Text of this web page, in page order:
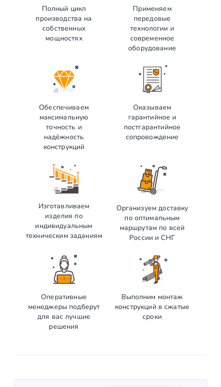
Полный цикл
производства на
собственных
мощностях
Применяем
передовые
технологии и
современное
оборудование
Обеспечиваем
максимальную
точность и
надёжность
конструкций
Оказываем
гарантийное и
постгарантийное
сопровождение
Изготавливаем
изделия по
индивидуальным
техническим заданиям
Организуем доставку
по оптимальным
маршрутам по всей
России и СНГ
Оперативные
менеджеры подберут
для вас лучшие
решения
Выполним монтаж
конструкций в сжатые
сроки